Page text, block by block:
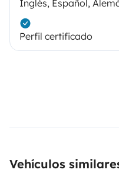
Inglés, Español,
Perfil certificado
Vehículos